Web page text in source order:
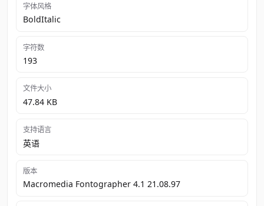
字体风格
BoldItalic
字符数
193
文件大小
47.84 KB
支持语言
英语
版本
Macromedia Fontographer 4.1 21.08.97